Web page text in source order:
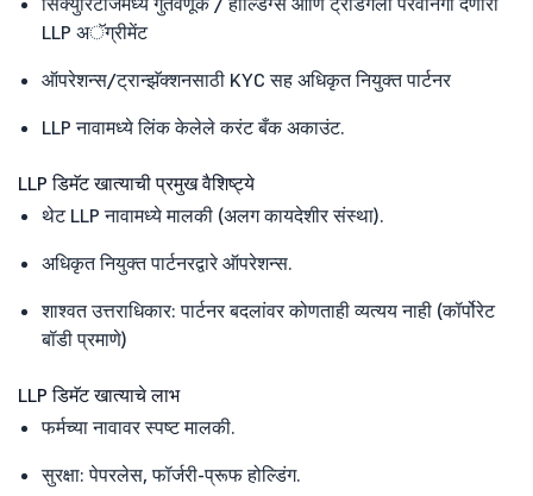
LLP अॅग्रीमेंट
ऑपरेशन्स/ट्रान्झॅक्शनसाठी KYC सह अधिकृत नियुक्त पार्टनर
LLP नावामध्ये लिंक केलेले करंट बँक अकाउंट.
LLP डिमॅट खात्याची प्रमुख वैशिष्ट्ये
थेट LLP नावामध्ये मालकी (अलग कायदेशीर संस्था).
अधिकृत नियुक्त पार्टनरद्वारे ऑपरेशन्स.
शाश्वत उत्तराधिकार: पार्टनर बदलांवर कोणताही व्यत्यय नाही (कॉर्पोरेट
बॉडी प्रमाणे)
LLP डिमॅट खात्याचे लाभ
फर्मच्या नावावर स्पष्ट मालकी.
सुरक्षा: पेपरलेस, फॉर्जरी-प्रूफ होल्डिंग.